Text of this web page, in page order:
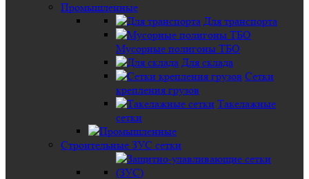
Промышленные
Для транспорта
Мусорные полигоны ТБО
Для склада
Сетки
крепления грузов
Такелажные
сетки
Строительные ЗУС сетки